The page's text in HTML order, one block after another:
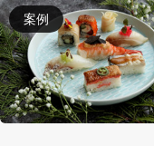
案例